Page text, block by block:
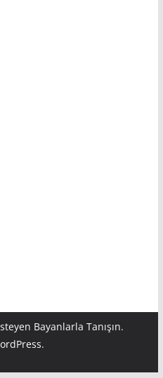
Bayanlarla Tanışın.
.